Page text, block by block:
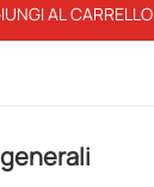
AL CARRELLO